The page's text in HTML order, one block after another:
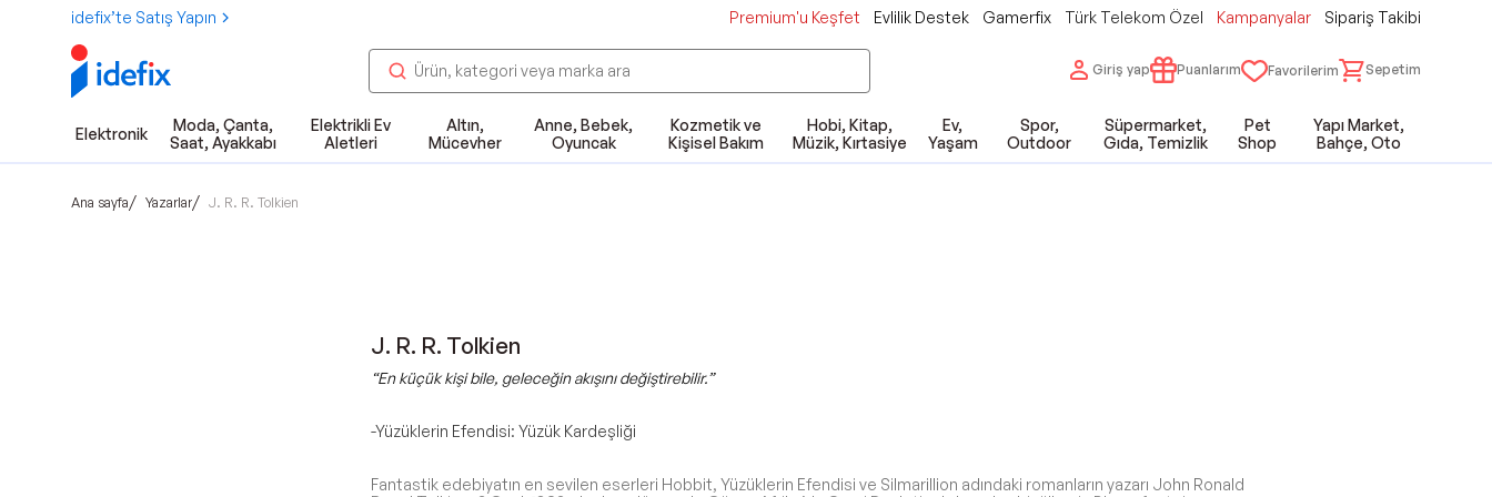
idefix’te Satış Yapın Premium'u Keşfet Evlilik Destek Gamerfix Türk Telekom Özel Kampanyalar Sipariş Takibi
Giriş yap Puanlarım Favorilerim Sepetim
Elektronik
Moda, Çanta,
Saat, Ayakkabı
Elektrikli Ev
Aletleri
Altın,
Mücevher
Anne, Bebek,
Oyuncak
Kozmetik ve
Kişisel Bakım
Hobi, Kitap,
Müzik, Kırtasiye
Ev,
Yaşam
Spor,
Outdoor
Süpermarket,
Gıda, Temizlik
Pet
Shop
Yapı Market,
Bahçe, Oto
Ana sayfa/ Yazarlar/ J. R. R. Tolkien
J. R. R. Tolkien
“En küçük kişi bile, geleceğin akışını değiştirebilir.”
-Yüzüklerin Efendisi: Yüzük Kardeşliği
Fantastik edebiyatın en sevilen eserleri Hobbit, Yüzüklerin Efendisi ve Silmarillion adındaki romanların yazarı John Ronald